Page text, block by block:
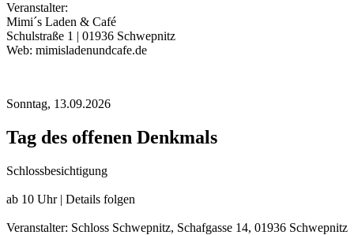
Veranstalter:
Mimi´s Laden & Café
Schulstraße 1 | 01936 Schwepnitz
Web: mimisladenundcafe.de
Sonntag, 13.09.2026
Tag des offenen Denkmals
Schlossbesichtigung
ab 10 Uhr | Details folgen
Veranstalter: Schloss Schwepnitz, Schafgasse 14, 01936 Schwepnitz